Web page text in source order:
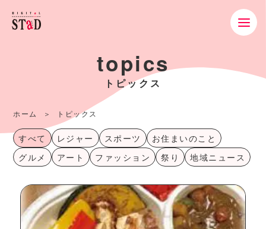
topics
トピックス
ホーム トピックス
すべて レジャー スポーツ
お住まいのこと
グルメ
アート ファッション 祭り 地域ニュース